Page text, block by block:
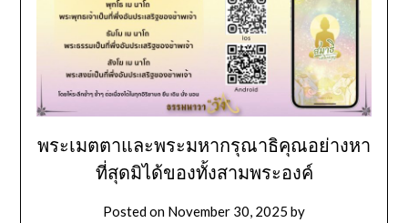
พระเมตตาและพระมหากรุณาธิคุณอย่างหา
ที่สุดมิได้ของทั้งสามพระองค์
Posted on November 30, 2025 by